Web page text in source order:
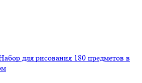
для рисования 180 предметов в